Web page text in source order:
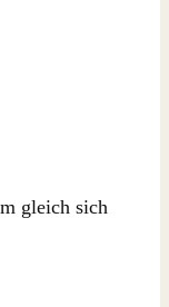
gleich sich